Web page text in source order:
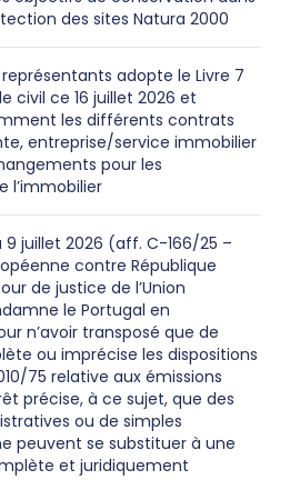
des sites Natura 2000
adopte le Livre 7
civil ce 16 juillet 2026 et
les différents contrats
entreprise/service immobilier
pour les
l’immobilier
9 juillet 2026 (aff. C-166/25 –
contre République
de justice de l’Union
le Portugal en
n’avoir transposé que de
ou imprécise les dispositions
75 relative aux émissions
précise, à ce sujet, que des
ou de simples
peuvent se substituer à une
et juridiquement